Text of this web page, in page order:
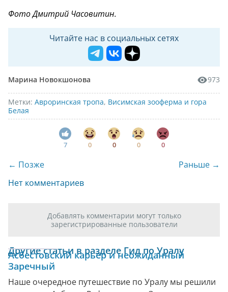
Фото Дмитрий Часовитин.
Читайте нас в социальных сетях
Марина Новокшонова 973
Метки: Авроринская тропа, Висимская зооферма и гора
Белая
7 0 0 0 0
← Позже
Раньше →
Нет комментариев
Добавлять комментарии могут только
зарегистрированные пользователи
Другие статьи в разделе Гид по Уралу
Асбестовский карьер и неожиданный
Заречный
Наше очередное путешествие по Уралу мы решили